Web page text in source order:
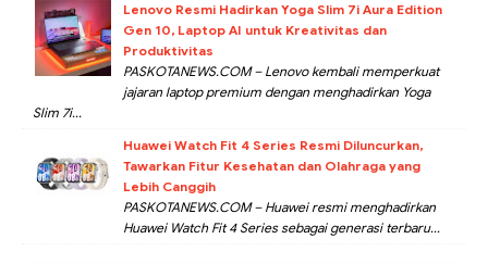
Lenovo Resmi Hadirkan Yoga Slim 7i Aura Edition
Gen 10, Laptop AI untuk Kreativitas dan
Produktivitas
PASKOTANEWS.COM – Lenovo kembali memperkuat
jajaran laptop premium dengan menghadirkan Yoga
Slim 7i...
Huawei Watch Fit 4 Series Resmi Diluncurkan,
Tawarkan Fitur Kesehatan dan Olahraga yang
Lebih Canggih
PASKOTANEWS.COM – Huawei resmi menghadirkan
Huawei Watch Fit 4 Series sebagai generasi terbaru...